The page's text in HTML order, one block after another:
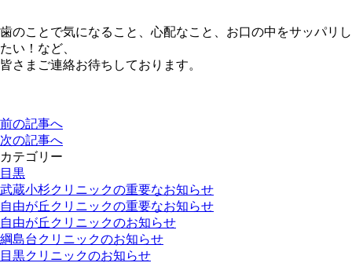
歯のことで気になること、心配なこと、お口の中をサッパリし
たい！など、
皆さまご連絡お待ちしております。
前の記事へ
次の記事へ
カテゴリー
目黒
武蔵小杉クリニックの重要なお知らせ
自由が丘クリニックの重要なお知らせ
自由が丘クリニックのお知らせ
綱島台クリニックのお知らせ
目黒クリニックのお知らせ